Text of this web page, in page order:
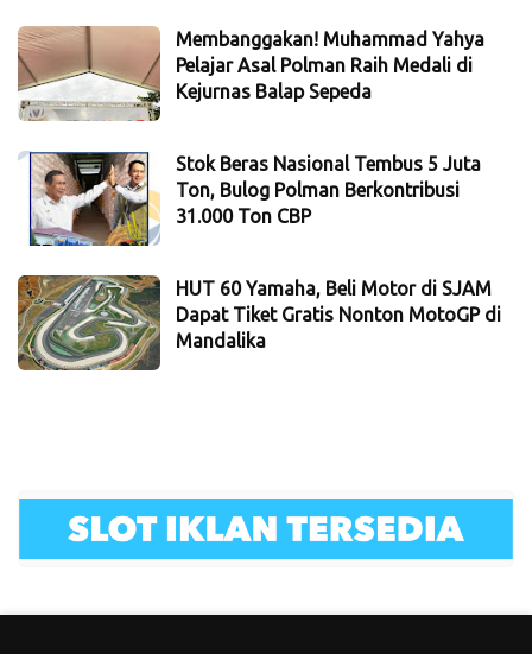
Membanggakan! Muhammad Yahya
Pelajar Asal Polman Raih Medali di
Kejurnas Balap Sepeda
Stok Beras Nasional Tembus 5 Juta
Ton, Bulog Polman Berkontribusi
31.000 Ton CBP
HUT 60 Yamaha, Beli Motor di SJAM
Dapat Tiket Gratis Nonton MotoGP di
Mandalika